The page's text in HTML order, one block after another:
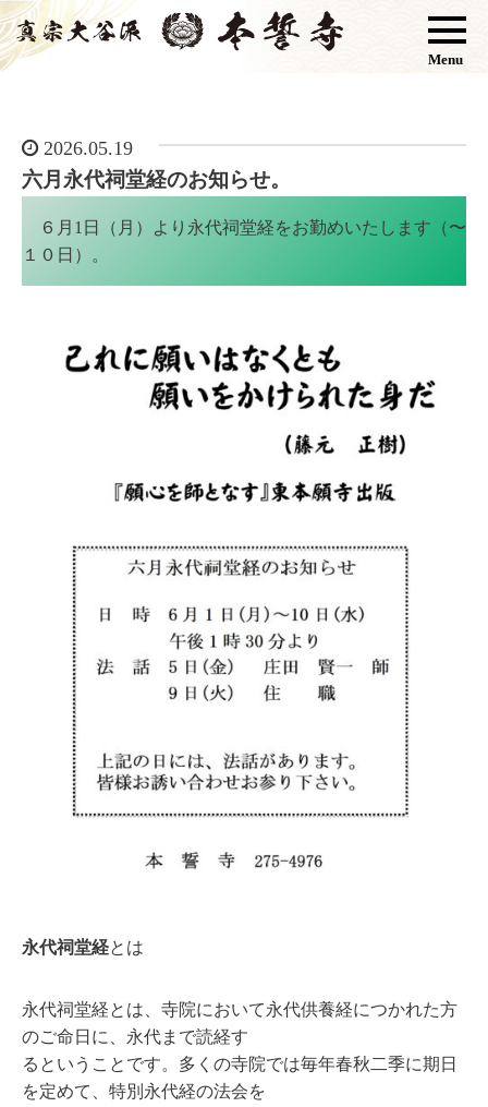
Menu
2026.05.19
六月永代祠堂経のお知らせ。
６月1日（月）より永代祠堂経をお勤めいたします（〜
１０日）。
永代祠堂経とは
永代祠堂経とは、寺院において永代供養経につかれた⽅
のご命⽇に、永代まで読経す
るということです。多くの寺院では毎年春秋⼆季に期⽇
を定めて、特別永代経の法会を